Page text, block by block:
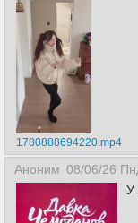
1780888694220.mp4
Аноним 08/06/26
У